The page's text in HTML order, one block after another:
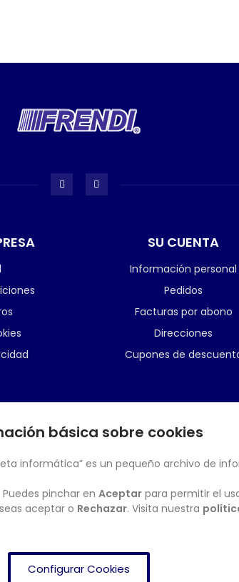
SU CUENTA
Información personal
Pedidos
Facturas por abono
Direcciones
Cupones de
BOLETÍN
básica sobre cookies
informática” es un pequeño archivo de
pinchar en Aceptar para permitir el
aceptar o Rechazar. Visita nuestra
Configurar Cookies